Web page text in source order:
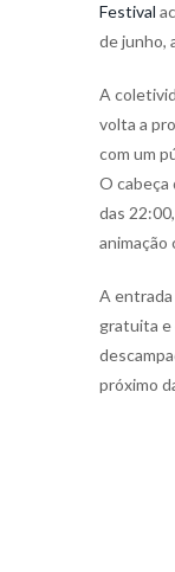
Festival
de junho,
A
volta a
com um
O cabeça
das
animação
A entrada
gratuita e
próximo